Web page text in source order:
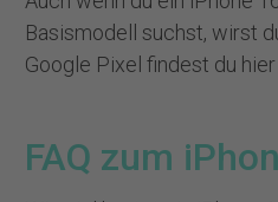
Basismodell suchst, wirst
Google Pixel findest du
FAQ zum